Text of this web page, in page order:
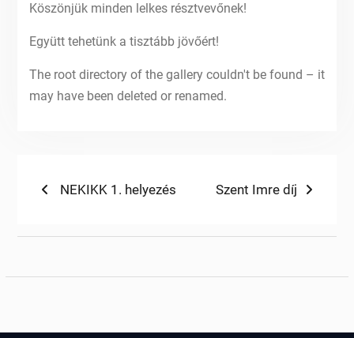
Köszönjük minden lelkes résztvevőnek!
Együtt tehetünk a tisztább jövőért!
The root directory of the gallery couldn't be found – it
may have been deleted or renamed.
Bejegyzés
Previous
NEKIKK 1. helyezés
Next
Szent Imre díj